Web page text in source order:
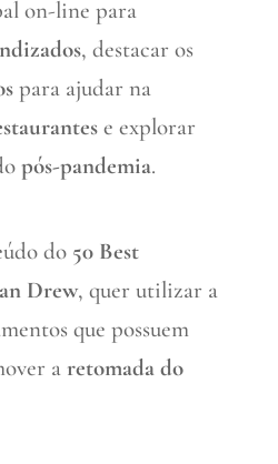
on-line para
, destacar os
para ajudar na
e explorar
pós-pandemia.
do 50 Best
Drew, quer utilizar a
que possuem
a retomada do